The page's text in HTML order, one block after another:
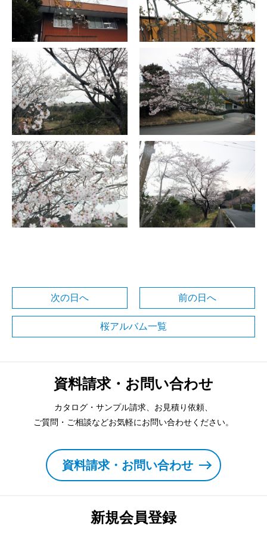
次の日へ 前の日へ
桜アルバム一覧
資料請求・お問い合わせ
カタログ・サンプル請求、お見積り依頼、
ご質問・ご相談などお気軽にお問い合わせください。
資料請求・お問い合わせ
新規会員登録